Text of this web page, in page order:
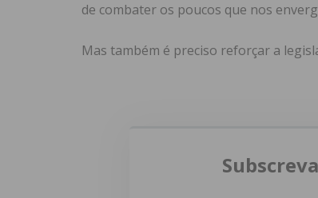
de combater os poucos que nos
Mas também é preciso reforçar a